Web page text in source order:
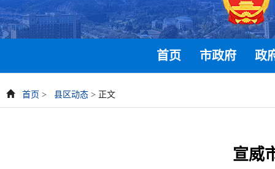
首页 市政府 政
首页 > 县区动态 > 正文
宣威